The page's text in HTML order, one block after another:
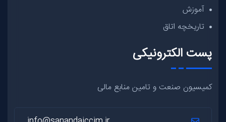
آموزش
تاریخچه اتاق
پست الکترونیکی
کمیسیون صنعت و تامین منابع مالی